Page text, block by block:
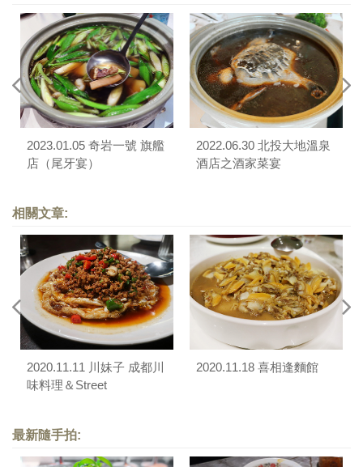
2023.01.05 奇岩一號 旗艦
店（尾牙宴）
2022.06.30 北投大地溫泉
酒店之酒家菜宴
相關文章:
2020.11.11 川妹子 成都川
味料理＆Street
2020.11.18 喜相逢麵館
最新隨手拍: